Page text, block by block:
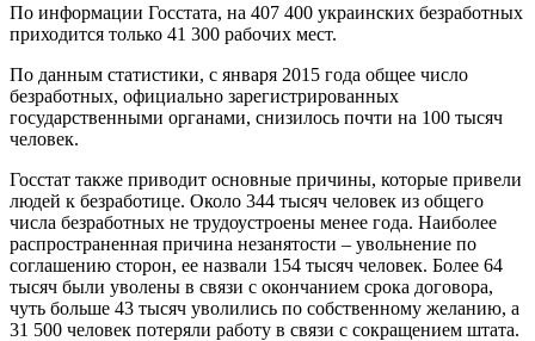
По информации Госстата, на 407 400 украинских безработных
приходится только 41 300 рабочих мест.
По данным статистики, с января 2015 года общее число
безработных, официально зарегистрированных
государственными органами, снизилось почти на 100 тысяч
человек.
Госстат также приводит основные причины, которые привели
людей к безработице. Около 344 тысяч человек из общего
числа безработных не трудоустроены менее года. Наиболее
распространенная причина незанятости – увольнение по
соглашению сторон, ее назвали 154 тысяч человек. Более 64
тысяч были уволены в связи с окончанием срока договора,
чуть больше 43 тысяч уволились по собственному желанию, а
31 500 человек потеряли работу в связи с сокращением штата.